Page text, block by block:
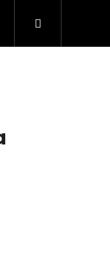
O NÁS
Nákupní